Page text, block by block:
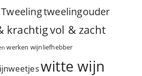
Tweelingtweelingouder
krachtigvol & zacht
werken wijnliefhebber
witte wijn